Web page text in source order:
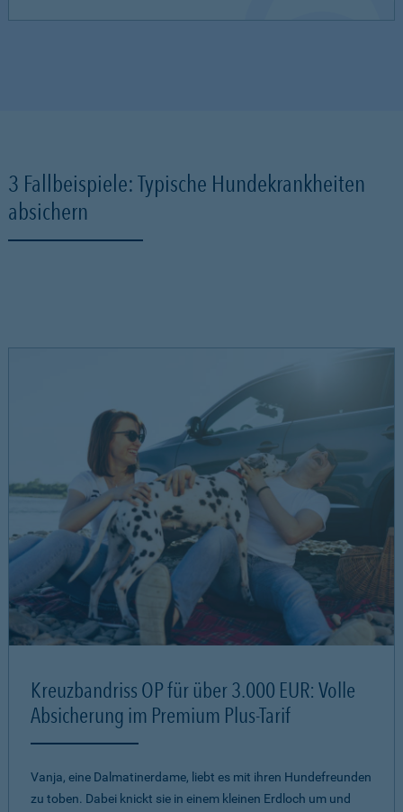
3 Fallbeispiele: Typische Hundekrankheiten
absichern
Kreuzbandriss OP für über 3.000 EUR: Volle
Absicherung im Premium Plus-Tarif
Vanja, eine Dalmatinerdame, liebt es mit ihren Hundefreunden
zu toben. Dabei knickt sie in einem kleinen Erdloch um und